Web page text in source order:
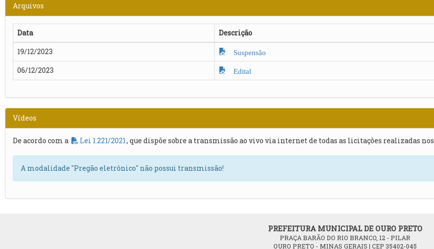
Arquivos
Data Descrição
19/12/2023
Suspensão
06/12/2023
Edital
Vídeos
De acordo com a Lei 1.221/2021 , que dispõe sobre a transmissão ao vivo via internet de todas as licitações realizadas
A modalidade "Pregão eletrônico" não possui transmissão!
PREFEITURA MUNICIPAL DE OURO PRETO
PRAÇA BARÃO DO RIO BRANCO, 12 - PILAR
OURO PRETO - MINAS GERAIS | CEP 35402-045